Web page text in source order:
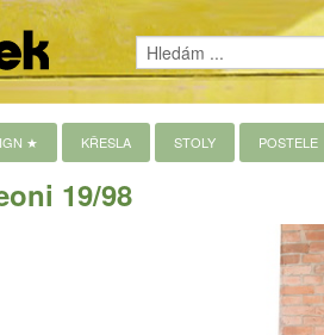
★ KŘESLA STOLY POSTELE
19/98